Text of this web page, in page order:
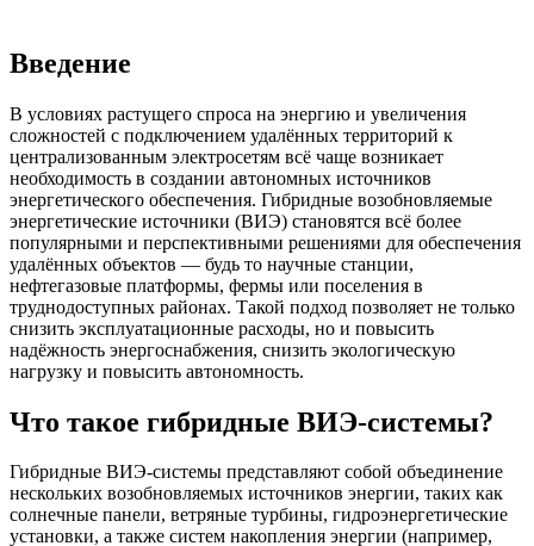
Введение
В условиях растущего спроса на энергию и увеличения
сложностей с подключением удалённых территорий к
централизованным электросетям всё чаще возникает
необходимость в создании автономных источников
энергетического обеспечения. Гибридные возобновляемые
энергетические источники (ВИЭ) становятся всё более
популярными и перспективными решениями для обеспечения
удалённых объектов — будь то научные станции,
нефтегазовые платформы, фермы или поселения в
труднодоступных районах. Такой подход позволяет не только
снизить эксплуатационные расходы, но и повысить
надёжность энергоснабжения, снизить экологическую
нагрузку и повысить автономность.
Что такое гибридные ВИЭ-системы?
Гибридные ВИЭ-системы представляют собой объединение
нескольких возобновляемых источников энергии, таких как
солнечные панели, ветряные турбины, гидроэнергетические
установки, а также систем накопления энергии (например,